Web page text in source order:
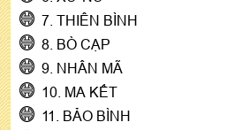
7. THIÊN BÌNH
8. BÒ CẠP
9. NHÂN MÃ
10. MA KẾT
11. BẢO BÌNH